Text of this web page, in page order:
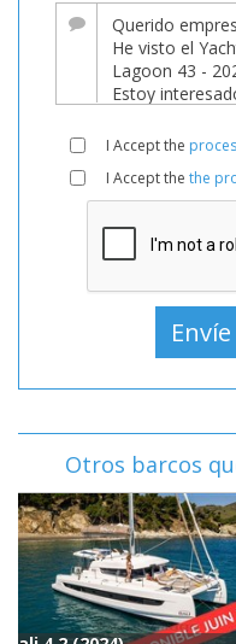
I Accept the
I Accept the the
Otros barcos